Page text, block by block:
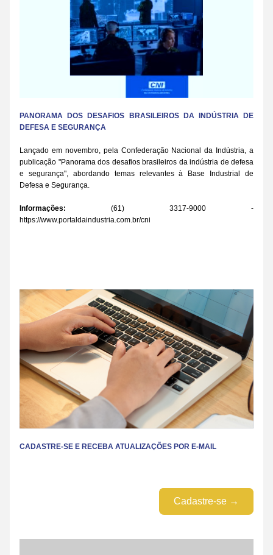
PANORAMA DOS DESAFIOS BRASILEIROS DA INDÚSTRIA DE
DEFESA E SEGURANÇA
Lançado em novembro, pela Confederação Nacional da Indústria, a
publicação "Panorama dos desafios brasileiros da indústria de defesa
e segurança", abordando temas relevantes à Base Industrial de
Defesa e Segurança.
Informações: (61) 3317-9000 -
https://www.portaldaindustria.com.br/cni
CADASTRE-SE E RECEBA ATUALIZAÇÕES POR E-MAIL
Cadastre-se →